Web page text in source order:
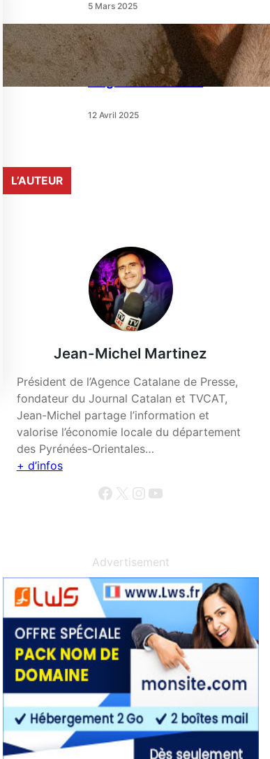
5 Mars 2025
« Qui est le moins clair » : ce
samedi, 30 actions partout
en France devant les
magasins E.Leclerc
12 Avril 2025
L’AUTEUR
Jean-Michel Martinez
Président de l’Agence Catalane de Presse,
fondateur du Journal Catalan et TVCAT,
Jean-Michel partage l’information et
valorise l’économie locale du département
des Pyrénées-Orientales…
+ d’infos
Facebook X InstagramYouTube
Advertisement